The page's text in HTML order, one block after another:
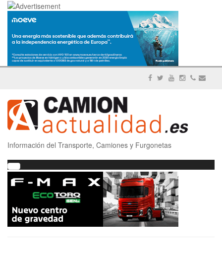
Información del Transporte, Camiones y Furgonetas